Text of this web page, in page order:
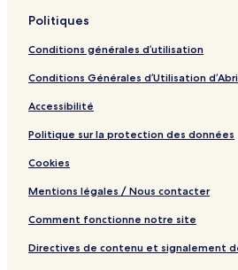
Politiques
Conditions générales d’utilisation
Conditions Générales d’Utilisation
Accessibilité
Politique sur la protection des données
Cookies
Mentions légales / Nous contacter
Comment fonctionne notre site
Directives de contenu et signalement